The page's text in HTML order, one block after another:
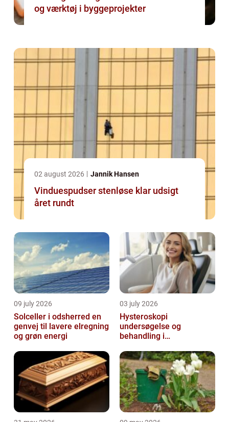
og værktøj i byggeprojekter
02 august 2026 Jannik Hansen
Vinduespudser stenløse klar udsigt
året rundt
09 july 2026
Solceller i odsherred en
genvej til lavere elregning
og grøn energi
03 july 2026
Hysteroskopi
undersøgelse og
behandling i